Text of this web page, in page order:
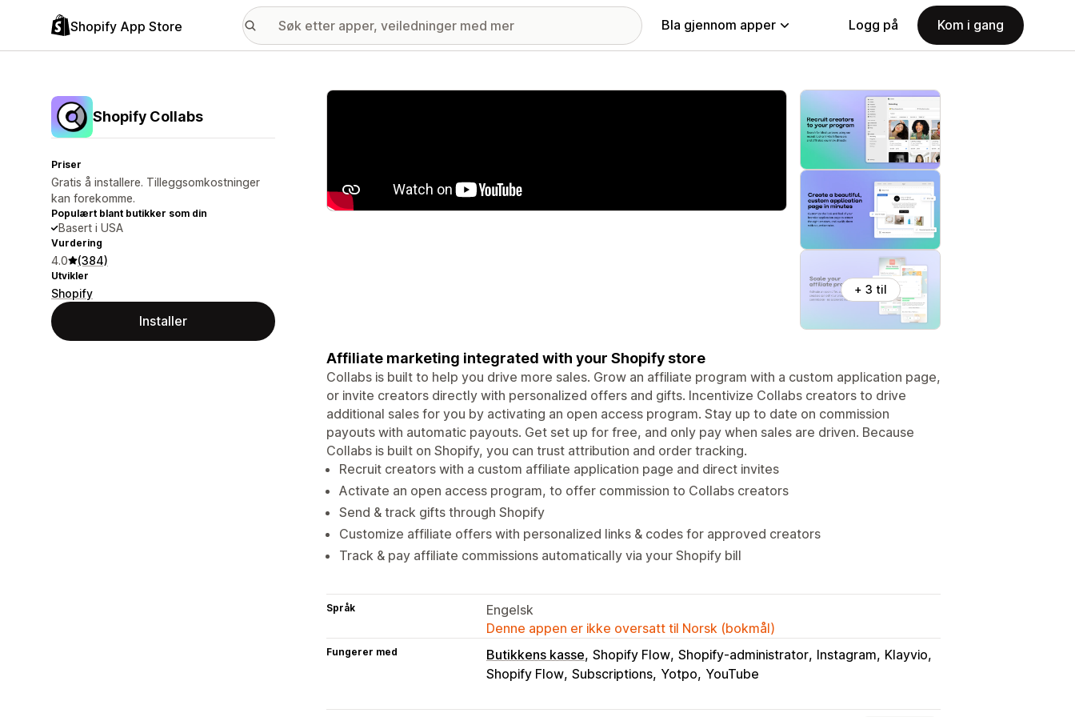
Shopify App Store Bla gjennom apper Logg på Kom i gang
Shopify Collabs
Priser
Gratis å installere. Tilleggsomkostninger
kan forekomme.
Populært blant butikker som din
Basert i USA
Vurdering
4.0 (384)
Utvikler
Shopify
Installer
Galleri med fremhevede bilder
+ 3 til
Affiliate marketing integrated with your Shopify store
Collabs is built to help you drive more sales. Grow an affiliate program with a custom application page,
or invite creators directly with personalized offers and gifts. Incentivize Collabs creators to drive
additional sales for you by activating an open access program. Stay up to date on commission
payouts with automatic payouts. Get set up for free, and only pay when sales are driven. Because
Collabs is built on Shopify, you can trust attribution and order tracking.
Recruit creators with a custom affiliate application page and direct invites
Activate an open access program, to offer commission to Collabs creators
Send & track gifts through Shopify
Customize affiliate offers with personalized links & codes for approved creators
Track & pay affiliate commissions automatically via your Shopify bill
Språk
Engelsk
Denne appen er ikke oversatt til Norsk (bokmål)
Fungerer med Butikkens kasse Shopify Flow Shopify-administrator Instagram Klayvio
Shopify Flow Subscriptions Yotpo YouTube